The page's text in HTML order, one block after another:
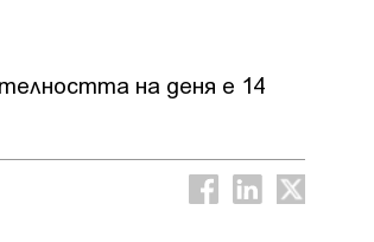
на деня е 14